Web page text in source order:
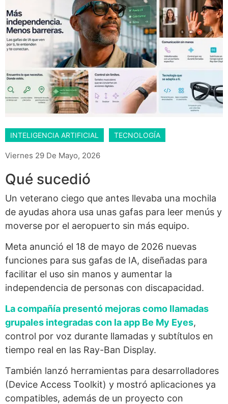
INTELIGENCIA ARTIFICIAL TECNOLOGÍA
Viernes 29 De Mayo, 2026
Qué sucedió
Un veterano ciego que antes llevaba una mochila
de ayudas ahora usa unas gafas para leer menús y
moverse por el aeropuerto sin más equipo.
Meta anunció el 18 de mayo de 2026 nuevas
funciones para sus gafas de IA, diseñadas para
facilitar el uso sin manos y aumentar la
independencia de personas con discapacidad.
La compañía presentó mejoras como llamadas
grupales integradas con la app Be My Eyes,
control por voz durante llamadas y subtítulos en
tiempo real en las Ray-Ban Display.
También lanzó herramientas para desarrolladores
(Device Access Toolkit) y mostró aplicaciones ya
compatibles, además de un proyecto con